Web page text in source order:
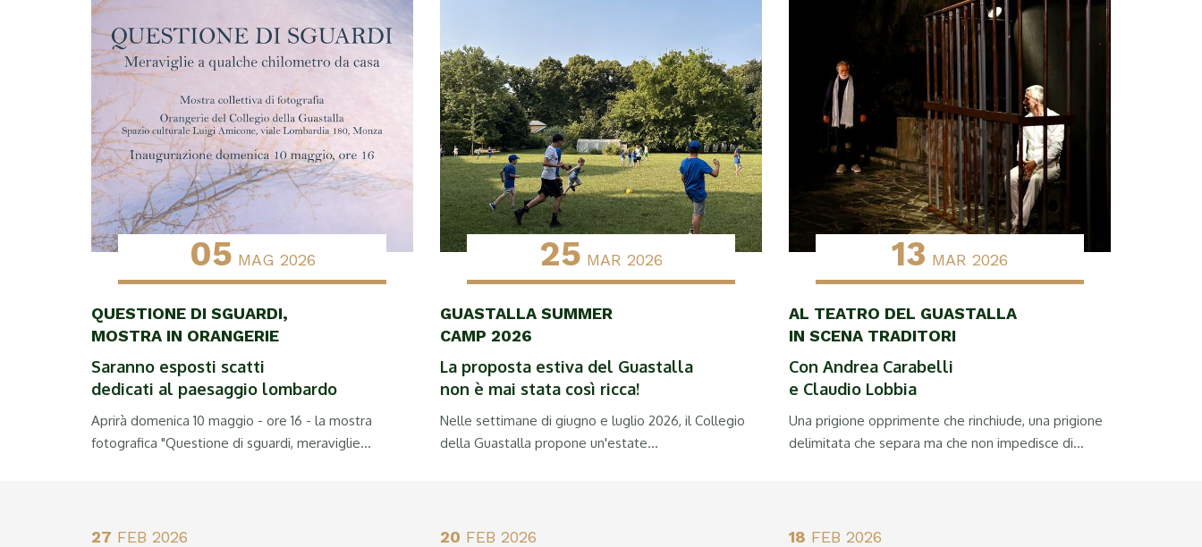
05 MAG 2026
QUESTIONE DI SGUARDI,
MOSTRA IN ORANGERIE
Saranno esposti scatti
dedicati al paesaggio lombardo
Aprirà domenica 10 maggio - ore 16 - la mostra
fotografica "Questione di sguardi, meraviglie...
25 MAR 2026
GUASTALLA SUMMER
CAMP 2026
La proposta estiva del Guastalla
non è mai stata così ricca!
Nelle settimane di giugno e luglio 2026, il Collegio
della Guastalla propone un'estate...
13 MAR 2026
AL TEATRO DEL GUASTALLA
IN SCENA TRADITORI
Con Andrea Carabelli
e Claudio Lobbia
Una prigione opprimente che rinchiude, una prigione
delimitata che separa ma che non impedisce di...
27 FEB 2026 20 FEB 2026 18 FEB 2026